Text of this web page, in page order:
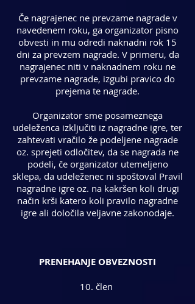
Če nagrajenec ne prevzame nagrade v
navedenem roku, ga organizator pisno
obvesti in mu odredi naknadni rok 15
dni za prevzem nagrade. V primeru, da
nagrajenec niti v naknadnem roku ne
prevzame nagrade, izgubi pravico do
prejema te nagrade.
Organizator sme posameznega
udeleženca izključiti iz nagradne igre, ter
zahtevati vračilo že podeljene nagrade
oz. sprejeti odločitev, da se nagrada ne
podeli, če organizator utemeljeno
sklepa, da udeleženec ni spoštoval Pravil
nagradne igre oz. na kakršen koli drugi
način krši katero koli pravilo nagradne
igre ali določila veljavne zakonodaje.
PRENEHANJE OBVEZNOSTI
10. člen